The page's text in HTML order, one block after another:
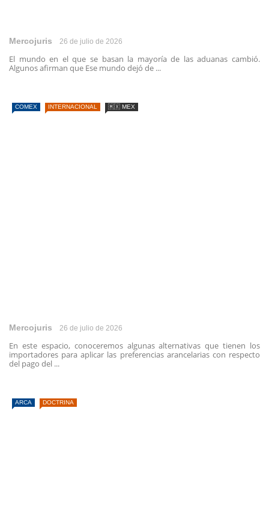
Mercojuris 26 de julio de 2026
El mundo en el que se basan la mayoría de las aduanas cambió.
Algunos afirman que Ese mundo dejó de ...
COMEX INTERNACIONAL 🇲🇽 MEX
Mercojuris 26 de julio de 2026
En este espacio, conoceremos algunas alternativas que tienen los
importadores para aplicar las preferencias arancelarias con respecto
del pago del ...
ARCA DOCTRINA